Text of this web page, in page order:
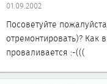
01.09.2002
Посоветуйте
отремонтировать)? Как
проваливается :-(((